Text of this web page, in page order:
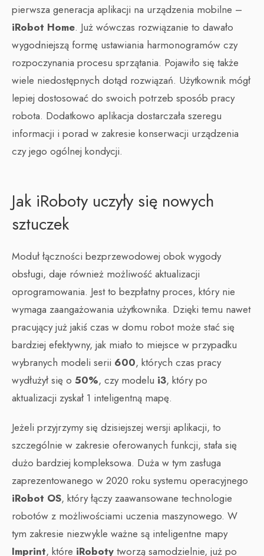
pierwsza generacja aplikacji na urządzenia mobilne –
iRobot Home. Już wówczas rozwiązanie to dawało
wygodniejszą formę ustawiania harmonogramów czy
rozpoczynania procesu sprzątania. Pojawiło się także
wiele niedostępnych dotąd rozwiązań. Użytkownik mógł
lepiej dostosować do swoich potrzeb sposób pracy
robota. Dodatkowo aplikacja dostarczała szeregu
informacji i porad w zakresie konserwacji urządzenia
czy jego ogólnej kondycji.
Jak iRoboty uczyły się nowych
sztuczek
Moduł łączności bezprzewodowej obok wygody
obsługi, daje również możliwość aktualizacji
oprogramowania. Jest to bezpłatny proces, który nie
wymaga zaangażowania użytkownika. Dzięki temu nawet
pracujący już jakiś czas w domu robot może stać się
bardziej efektywny, jak miało to miejsce w przypadku
wybranych modeli serii 600, których czas pracy
wydłużył się o 50%, czy modelu i3, który po
aktualizacji zyskał 1 inteligentną mapę.
Jeżeli przyjrzymy się dzisiejszej wersji aplikacji, to
szczególnie w zakresie oferowanych funkcji, stała się
dużo bardziej kompleksowa. Duża w tym zasługa
zaprezentowanego w 2020 roku systemu operacyjnego
iRobot OS, który łączy zaawansowane technologie
robotów z możliwościami uczenia maszynowego. W
tym zakresie niezwykle ważne są inteligentne mapy
Imprint, które iRoboty tworzą samodzielnie, już po